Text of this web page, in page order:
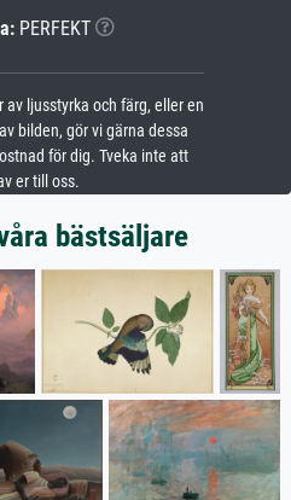
PERFEKT
av ljusstyrka och färg, eller en
bilden, gör vi gärna dessa
för dig. Tveka inte att
er till oss.
bästsäljare